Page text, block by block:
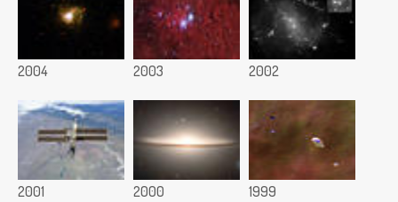
2004 2003 2002
2001 2000 1999